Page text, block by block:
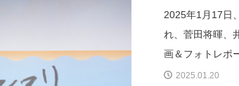
2025年1月17日
れ、菅田将暉、
画＆フォトレポ
2025.01.20